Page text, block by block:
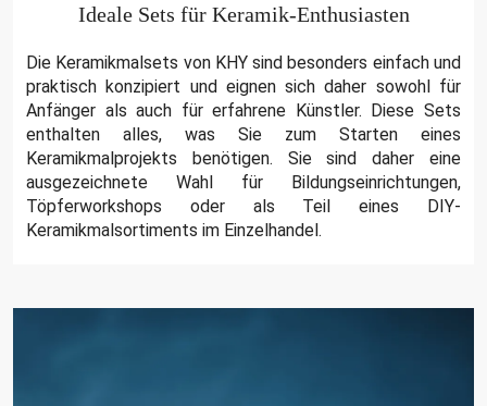
Ideale Sets für Keramik-Enthusiasten
Die Keramikmalsets von KHY sind besonders einfach und
praktisch konzipiert und eignen sich daher sowohl für
Anfänger als auch für erfahrene Künstler. Diese Sets
enthalten alles, was Sie zum Starten eines
Keramikmalprojekts benötigen. Sie sind daher eine
ausgezeichnete Wahl für Bildungseinrichtungen,
Töpferworkshops oder als Teil eines DIY-
Keramikmalsortiments im Einzelhandel.